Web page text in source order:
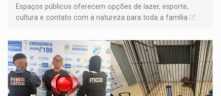
Espaços públicos oferecem opções de lazer, esporte,
cultura e contato com a natureza para toda a família